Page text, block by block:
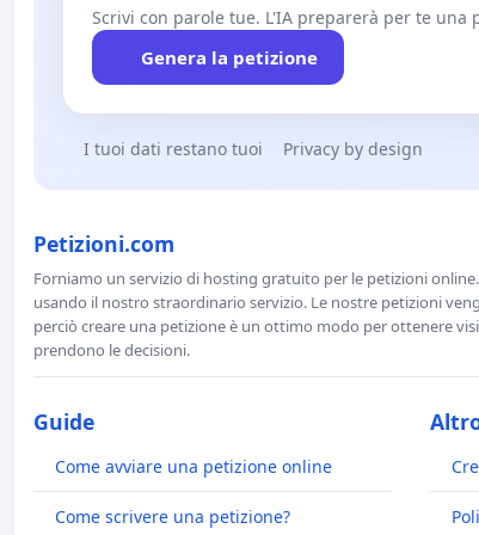
Scrivi con parole tue. L'IA preparerà per te una
Genera la petizione
I tuoi dati restano tuoi Privacy by design
Petizioni.com
Forniamo un servizio di hosting gratuito per le petizioni
usando il nostro straordinario servizio. Le nostre petizioni
perciò creare una petizione è un ottimo modo per ottenere
prendono le decisioni.
Guide
Come avviare una petizione online
Come scrivere una petizione?